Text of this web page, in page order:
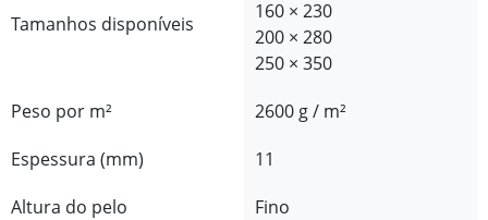
Tamanhos disponíveis
160 × 230
200 × 280
250 × 350
Peso por m²
2600 g / m²
Espessura (mm)
11
Altura do pelo
Fino